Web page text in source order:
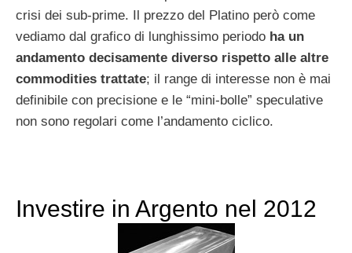
crisi dei sub-prime. Il prezzo del Platino però come
vediamo dal grafico di lunghissimo periodo ha un
andamento decisamente diverso rispetto alle altre
commodities trattate; il range di interesse non è mai
definibile con precisione e le “mini-bolle” speculative
non sono regolari come l’andamento ciclico.
Investire in Argento nel 2012